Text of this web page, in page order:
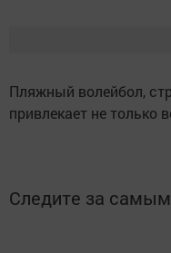
Пляжный волейбол,
привлекает не только
Следите за